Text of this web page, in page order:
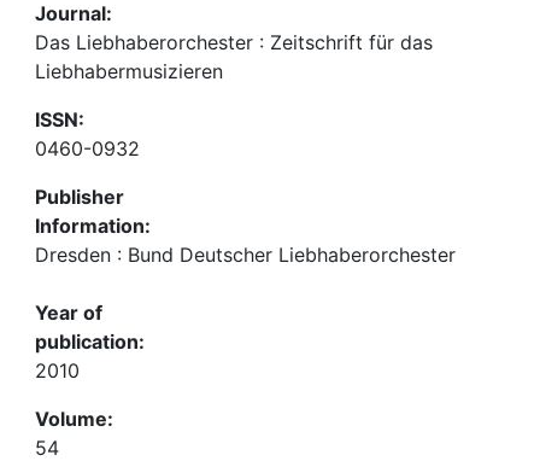
Journal:
Das Liebhaberorchester : Zeitschrift für das
Liebhabermusizieren
ISSN:
0460-0932
Publisher
Information:
Dresden : Bund Deutscher Liebhaberorchester
Year of
publication:
2010
Volume:
54